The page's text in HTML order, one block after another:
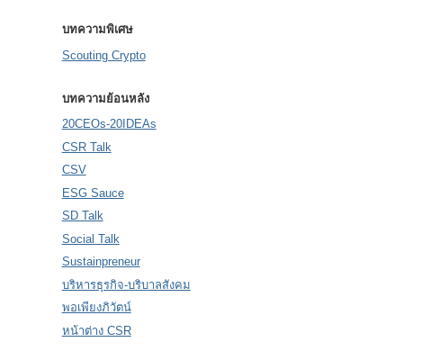
บทความพิเศษ
Scouting Crypto
บทความย้อนหลัง
20CEOs-20IDEAs
CSR Talk
CSV
ESG Sauce
SD Talk
Social Talk
Sustainpreneur
บริหารธุรกิจ-บริบาลสังคม
พอเพียงภิวัตน์
หน้าต่าง CSR